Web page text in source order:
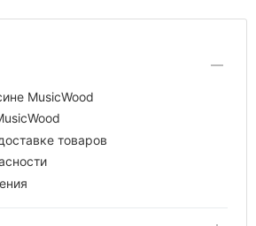
MusicWood
товаров